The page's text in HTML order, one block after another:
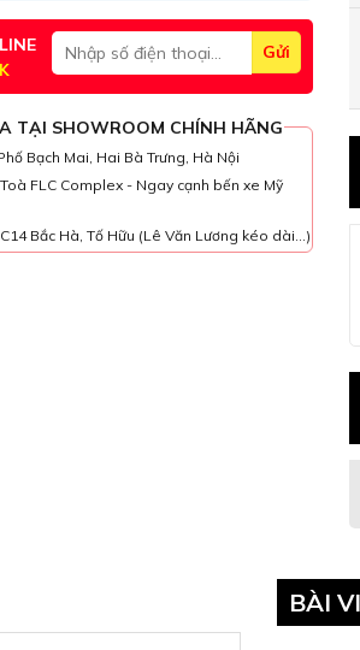
TẠI SHOWROOM CHÍNH HÃNG
Bạch Mai, Hai Bà Trưng, Hà Nội
FLC Complex - Ngay cạnh bến xe Mỹ
Bắc Hà, Tố Hữu (Lê Văn Lương kéo dài...)
BÀI